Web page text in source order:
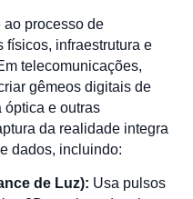
ao processo de
físicos, infraestrutura e
telecomunicações,
gêmeos digitais de
óptica e outras
da realidade integra
dados, incluindo:
de Luz): Usa pulsos